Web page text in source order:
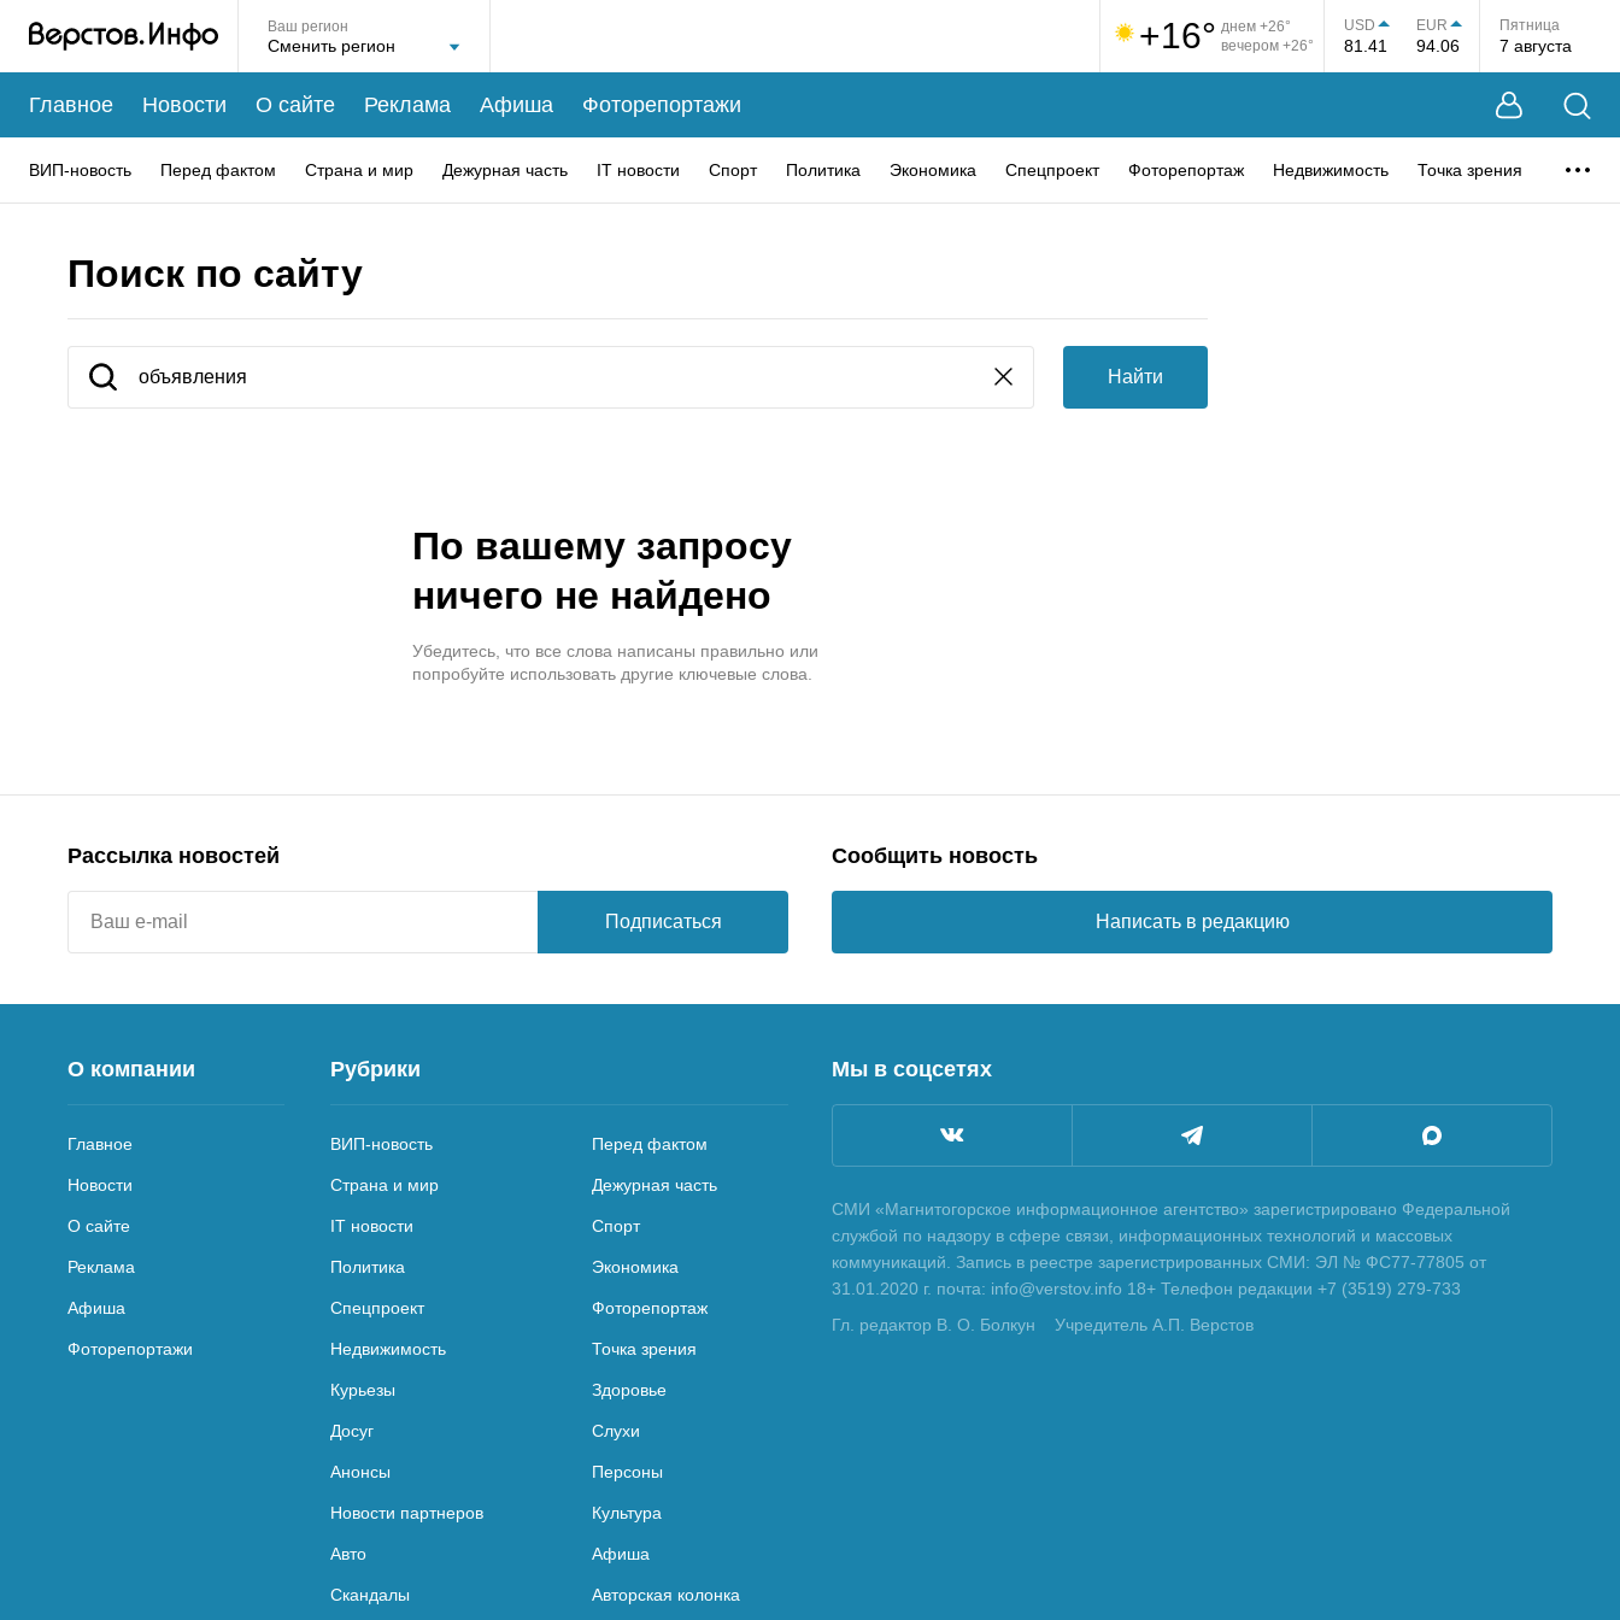
Ваш регион +16° днем +26°
вечером +26°
USD
81.41
EUR
94.06
Пятница
7 августа
Главное Новости О сайте Реклама Афиша Фоторепортажи
ВИП-новость Перед фактом Страна и мир Дежурная часть IT новости Спорт Политика Экономика Спецпроект Фоторепортаж Недвижимость Точка зрения
Поиск по сайту
Найти
По вашему запросу
ничего не найдено
Убедитесь, что все слова написаны правильно или
попробуйте использовать другие ключевые слова.
Рассылка новостей
Подписаться
Сообщить новость
Написать в редакцию
О компании
Главное
Новости
О сайте
Реклама
Афиша
Фоторепортажи
Рубрики
ВИП-новость Перед фактом
Страна и мир Дежурная часть
IT новости Спорт
Политика Экономика
Спецпроект Фоторепортаж
Недвижимость Точка зрения
Курьезы Здоровье
Досуг Слухи
Анонсы Персоны
Новости партнеров Культура
Авто Афиша
Скандалы Авторская колонка
Мы в соцсетях
СМИ «Магнитогорское информационное агентство» зарегистрировано Федеральной
службой по надзору в сфере связи, информационных технологий и массовых
коммуникаций. Запись в реестре зарегистрированных СМИ: ЭЛ № ФС77-77805 от
31.01.2020 г. почта: info@verstov.info 18+ Телефон редакции +7 (3519) 279-733
Гл. редактор В. О. Болкун
Учредитель А.П. Верстов